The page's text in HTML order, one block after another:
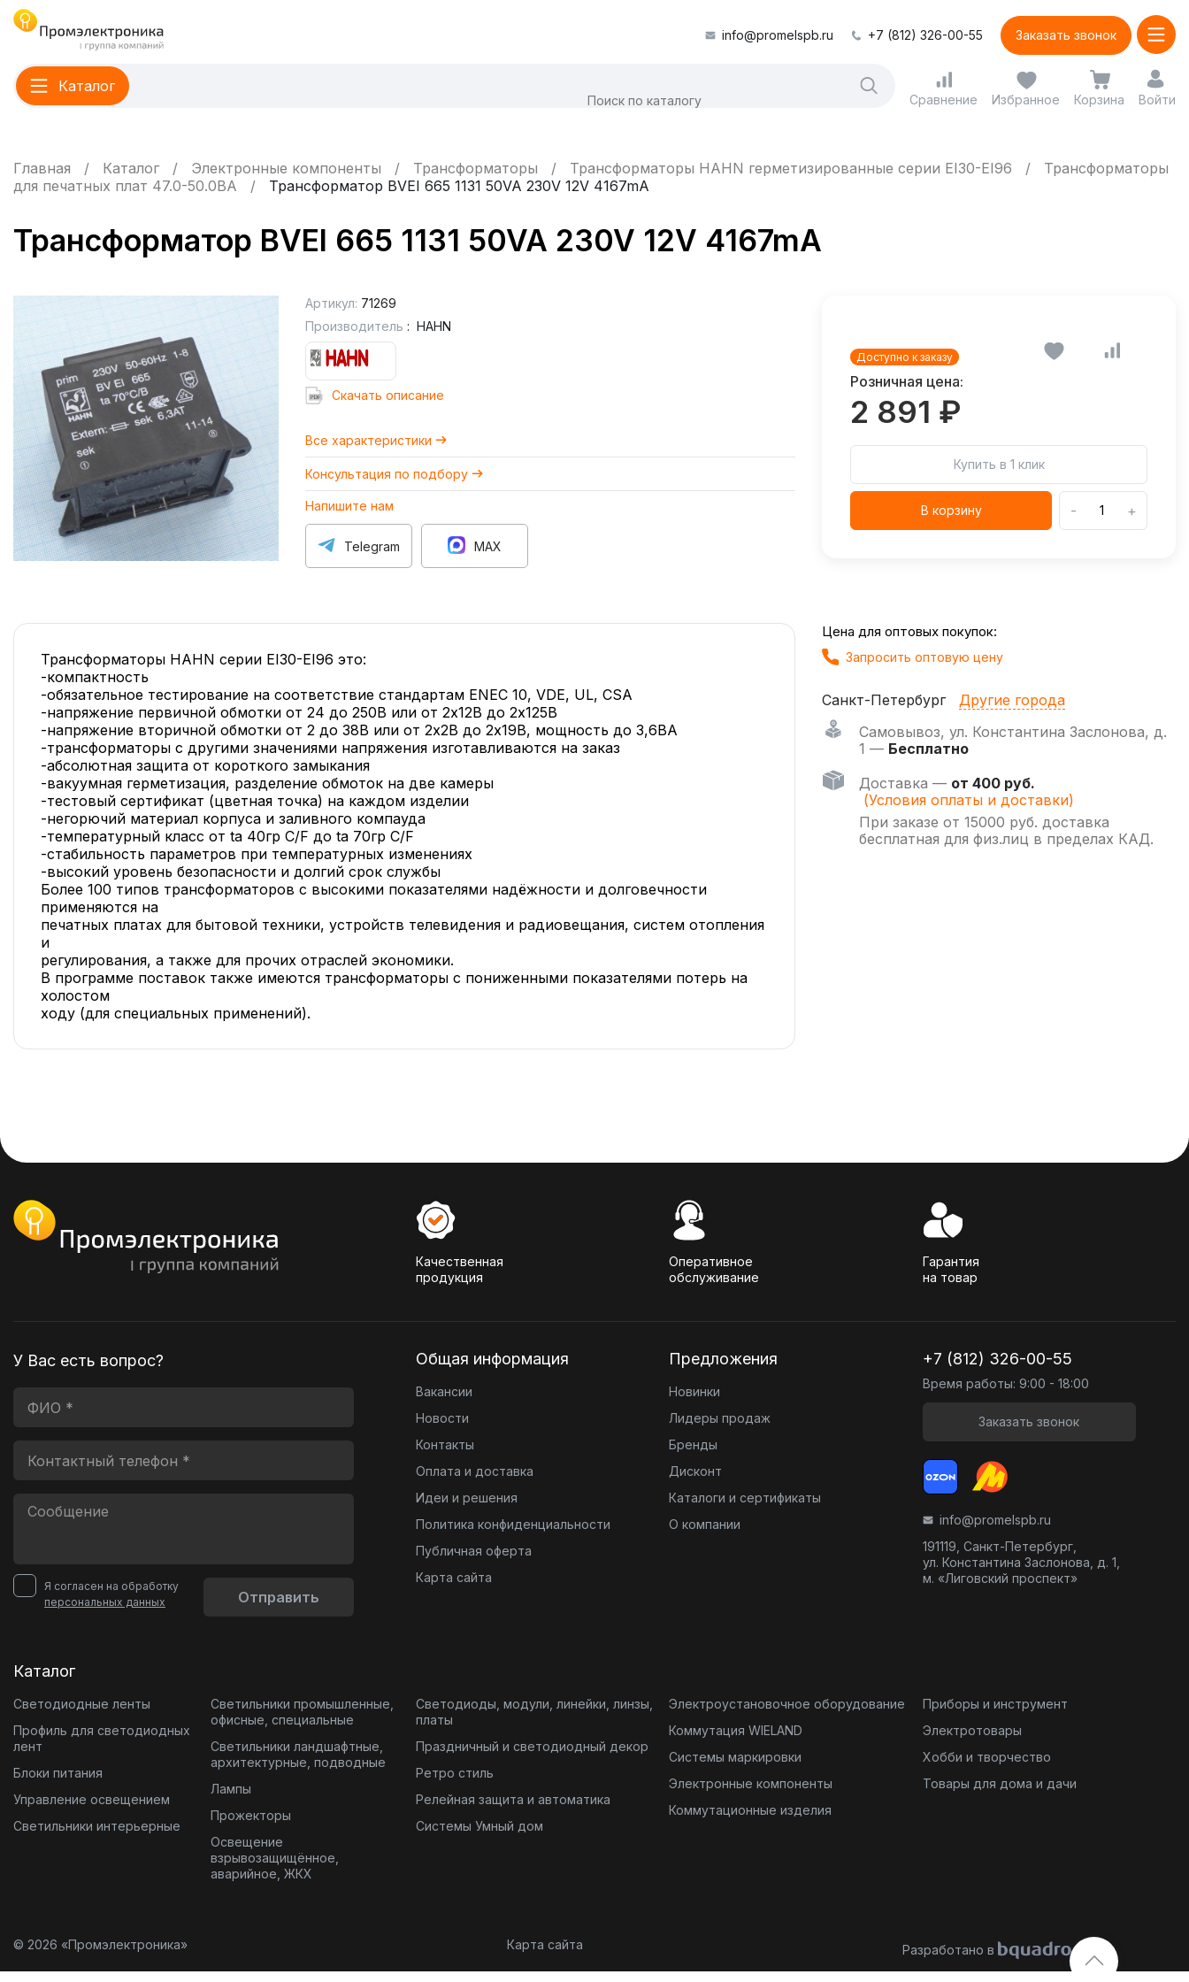
info@promelspb.ru +7 (812) 326-00-55 Заказать звонок
Каталог
Сравнение Избранное Корзина Войти
Главная Каталог Электронные компоненты Трансформаторы Трансформаторы HAHN герметизированные серии EI30-EI96
Трансформаторы
для печатных плат 47.0-50.0ВА
Трансформатор BVEI 665 1131 50VA 230V 12V 4167mA
Трансформатор BVEI 665 1131 50VA 230V 12V 4167mA
Артикул: 71269
Производитель : HAHN
Cкачать описание
Все характеристики
Консультация по подбору
Напишите нам
Telegram MAX
Доступно к заказу
Розничная цена:
2 891 ₽
Купить в 1 клик
В корзину - +
Трансформаторы HAHN серии EI30-EI96 это:
-компактность
-обязательное тестирование на соответствие стандартам ENEC 10, VDE, UL, CSA
-напряжение первичной обмотки от 24 до 250В или от 2х12В до 2х125В
-напряжение вторичной обмотки от 2 до 38В или от 2х2В до 2х19В, мощность до 3,6ВА
-трансформаторы с другими значениями напряжения изготавливаются на заказ
-абсолютная защита от короткого замыкания
-вакуумная герметизация, разделение обмоток на две камеры
-тестовый сертификат (цветная точка) на каждом изделии
-негорючий материал корпуса и заливного компауда
-температурный класс от ta 40гр C/F до ta 70гр C/F
-стабильность параметров при температурных изменениях
-высокий уровень безопасности и долгий срок службы
Более 100 типов трансформаторов с высокими показателями надёжности и долговечности
применяются на
печатных платах для бытовой техники, устройств телевидения и радиовещания, систем отопления
и
регулирования, а также для прочих отраслей экономики.
В программе поставок также имеются трансформаторы с пониженными показателями потерь на
холостом
ходу (для специальных применений).
Цена для оптовых покупок:
Запросить оптовую цену
Санкт-Петербург
Другие города
Самовывоз, ул. Константина Заслонова, д.
1 — Бесплатно
Доставка — от 400 руб.
(Условия оплаты и доставки)
При заказе от 15000 руб. доставка
бесплатная для физ.лиц в пределах КАД.
Качественная
продукция
Оперативное
обслуживание
Гарантия
на товар
У Вас есть вопрос?
Я согласен на обработку
персональных данных
Отправить
Общая информация
Вакансии
Новости
Контакты
Оплата и доставка
Идеи и решения
Политика конфиденциальности
Публичная оферта
Карта сайта
Предложения
Новинки
Лидеры продаж
Бренды
Дисконт
Каталоги и сертификаты
О компании
+7 (812) 326-00-55
Время работы: 9:00 - 18:00
Заказать звонок
info@promelspb.ru
191119, Санкт-Петербург,
ул. Константина Заслонова, д. 1,
м. «Лиговский проспект»
Каталог
Светодиодные ленты
Профиль для светодиодных
лент
Блоки питания
Управление освещением
Светильники интерьерные
Светильники промышленные,
офисные, специальные
Светильники ландшафтные,
архитектурные, подводные
Лампы
Прожекторы
Освещение
взрывозащищённое,
аварийное, ЖКХ
Светодиоды, модули, линейки, линзы,
платы
Праздничный и светодиодный декор
Ретро стиль
Релейная защита и автоматика
Системы Умный дом
Электроустановочное оборудование
Коммутация WIELAND
Системы маркировки
Электронные компоненты
Коммутационные изделия
Приборы и инструмент
Электротовары
Хобби и творчество
Товары для дома и дачи
© 2026 «Промэлектроника» Карта сайта Разработано в